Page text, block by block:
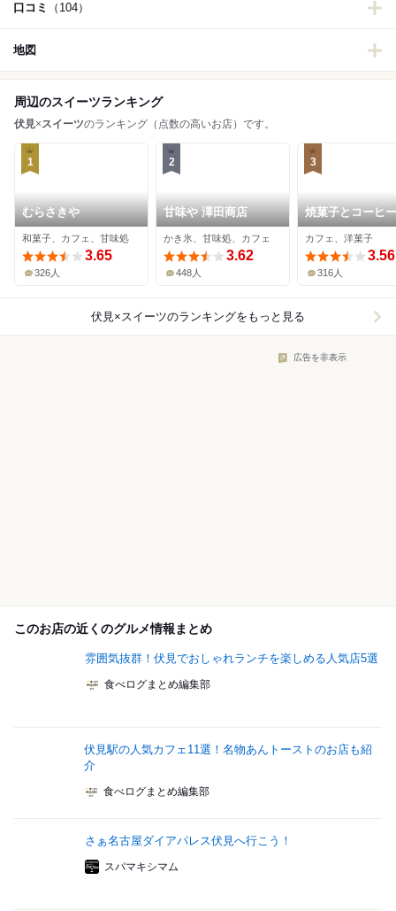
口コミ （104）
地図
周辺のスイーツランキング
伏見×スイーツのランキング（点数の高いお店）です。
1
むらさきや
和菓子、カフェ、甘味処
3.65
326人
2
甘味や 澤田商店
かき氷、甘味処、カフェ
3.62
448人
3
焼菓子とコーヒ
ーラーイムオム
カフェ、洋菓子
3.56
316人
伏見×スイーツのランキングをもっと見る
広告を非表示
このお店の近くのグルメ情報まとめ
雰囲気抜群！伏見でおしゃれランチを楽しめる人気店5選
食べログまとめ編集部
伏見駅の人気カフェ11選！名物あんトーストのお店も紹
介
食べログまとめ編集部
さぁ名古屋ダイアパレス伏見へ行こう！
スパマキシマム